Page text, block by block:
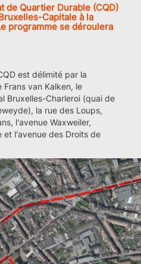
de Quartier Durable (CQD)
Capitale à la
programme se déroulera
est délimité par la
Frans van Kalken, le
Bruxelles-Charleroi (quai de
la rue des Loups,
l'avenue Waxweiler,
et l'avenue des Droits de